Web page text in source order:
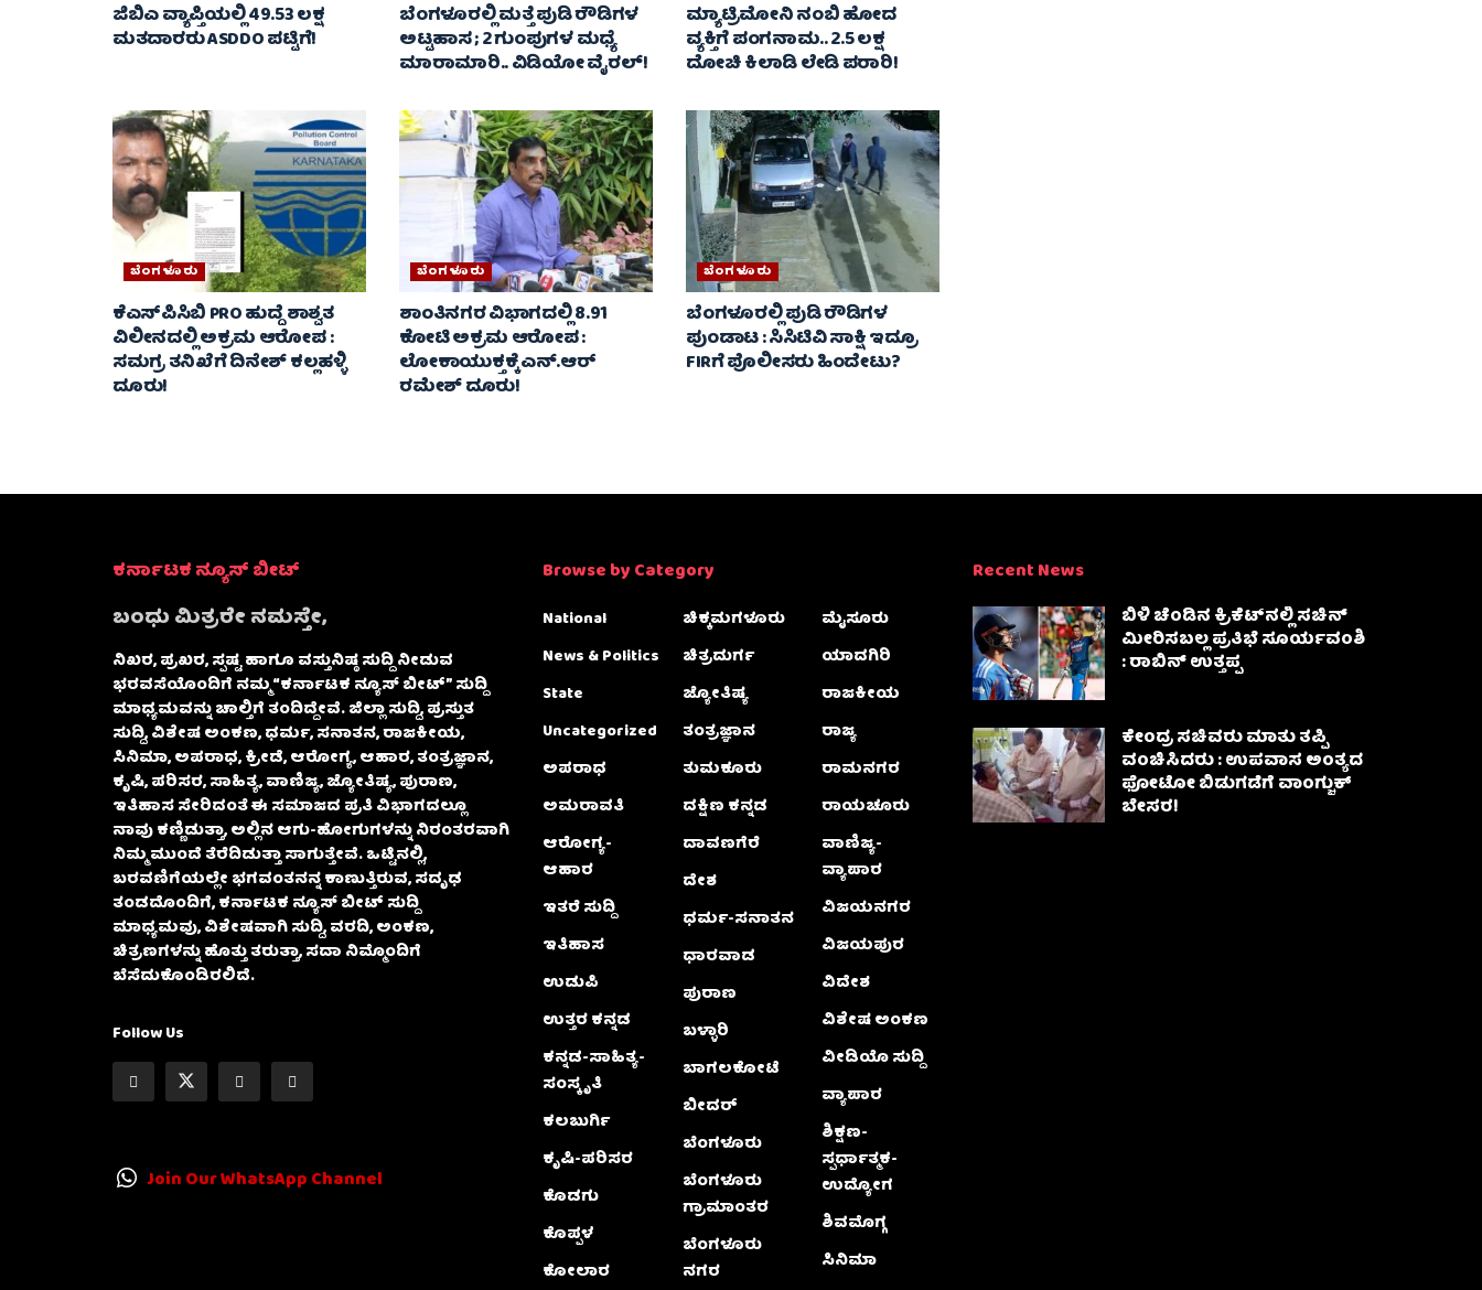
ಜಿಬಿಎ ವ್ಯಾಪ್ತಿಯಲ್ಲಿ 49.53 ಲಕ್ಷ
ಮತದಾರರು ASDDO ಪಟ್ಟಿಗೆ!
ಬೆಂಗಳೂರಲ್ಲಿ ಮತ್ತೆ ಪುಡಿ ರೌಡಿಗಳ
ಅಟ್ಟಹಾಸ ; 2 ಗುಂಪುಗಳ ಮಧ್ಯೆ
ಮಾರಾಮಾರಿ.. ವಿಡಿಯೋ ವೈರಲ್‌!
ಮ್ಯಾಟ್ರಿಮೋನಿ ನಂಬಿ ಹೋದ
ವ್ಯಕ್ತಿಗೆ ಪಂಗನಾಮ.. 2.5 ಲಕ್ಷ
ದೋಚಿ ಕಿಲಾಡಿ ಲೇಡಿ ಪರಾರಿ!
ಬೆಂಗಳೂರು
ಕೆಎಸ್‌ಪಿಸಿಬಿ PRO ಹುದ್ದೆ ಶಾಶ್ವತ
ವಿಲೀನದಲ್ಲಿ ಅಕ್ರಮ ಆರೋಪ :
ಸಮಗ್ರ ತನಿಖೆಗೆ ದಿನೇಶ್ ಕಲ್ಲಹಳ್ಳಿ
ದೂರು!
ಬೆಂಗಳೂರು
ಶಾಂತಿನಗರ ವಿಭಾಗದಲ್ಲಿ 8.91
ಕೋಟಿ ಅಕ್ರಮ ಆರೋಪ :
ಲೋಕಾಯುಕ್ತಕ್ಕೆ ಎನ್‌.ಆರ್‌
ರಮೇಶ್‌ ದೂರು!
ಬೆಂಗಳೂರು
ಬೆಂಗಳೂರಲ್ಲಿ ಪುಡಿ ರೌಡಿಗಳ
ಪುಂಡಾಟ : ಸಿಸಿಟಿವಿ ಸಾಕ್ಷಿ ಇದ್ರೂ
FIRಗೆ ಪೊಲೀಸರು ಹಿಂದೇಟು?
ಕರ್ನಾಟಕ ನ್ಯೂಸ್ ಬೀಟ್
ಬಂಧು ಮಿತ್ರರೇ ನಮಸ್ತೇ,
ನಿಖರ, ಪ್ರಖರ, ಸ್ಪಷ್ಟ ಹಾಗೂ ವಸ್ತುನಿಷ್ಠ ಸುದ್ದಿ ನೀಡುವ
ಭರವಸೆಯೊಂದಿಗೆ ನಮ್ಮ “ಕರ್ನಾಟಕ ನ್ಯೂಸ್ ಬೀಟ್” ಸುದ್ದಿ
ಮಾಧ್ಯಮವನ್ನು ಚಾಲ್ತಿಗೆ ತಂದಿದ್ದೇವೆ. ಜಿಲ್ಲಾ ಸುದ್ದಿ, ಪ್ರಸ್ತುತ
ಸುದ್ದಿ, ವಿಶೇಷ ಅಂಕಣ, ಧರ್ಮ, ಸನಾತನ, ರಾಜಕೀಯ,
ಸಿನಿಮಾ, ಅಪರಾಧ, ಕ್ರೀಡೆ, ಆರೋಗ್ಯ, ಆಹಾರ, ತಂತ್ರಜ್ಞಾನ,
ಕೃಷಿ, ಪರಿಸರ, ಸಾಹಿತ್ಯ, ವಾಣಿಜ್ಯ, ಜ್ಯೋತಿಷ್ಯ, ಪುರಾಣ,
ಇತಿಹಾಸ ಸೇರಿದಂತೆ ಈ ಸಮಾಜದ ಪ್ರತಿ ವಿಭಾಗದಲ್ಲೂ
ನಾವು ಕಣ್ಣಿಡುತ್ತಾ, ಅಲ್ಲಿನ ಆಗು-ಹೋಗುಗಳನ್ನು ನಿರಂತರವಾಗಿ
ನಿಮ್ಮ ಮುಂದೆ ತೆರೆದಿಡುತ್ತಾ ಸಾಗುತ್ತೇವೆ. ಒಟ್ಟಿನಲ್ಲಿ,
ಬರವಣಿಗೆಯಲ್ಲೇ ಭಗವಂತನನ್ನ ಕಾಣುತ್ತಿರುವ, ಸದೃಢ
ತಂಡದೊಂದಿಗೆ, ಕರ್ನಾಟಕ ನ್ಯೂಸ್ ಬೀಟ್ ಸುದ್ದಿ
ಮಾಧ್ಯಮವು, ವಿಶೇಷವಾಗಿ ಸುದ್ದಿ, ವರದಿ, ಅಂಕಣ,
ಚಿತ್ರಣಗಳನ್ನು ಹೊತ್ತು ತರುತ್ತಾ, ಸದಾ ನಿಮ್ಮೊಂದಿಗೆ
ಬೆಸೆದುಕೊಂಡಿರಲಿದೆ.
Follow Us
Join Our WhatsApp Channel
Browse by Category
National
News & Politics
State
Uncategorized
ಅಪರಾಧ
ಅಮರಾವತಿ
ಆರೋಗ್ಯ-
ಆಹಾರ
ಇತರೆ ಸುದ್ದಿ
ಇತಿಹಾಸ
ಉಡುಪಿ
ಉತ್ತರ ಕನ್ನಡ
ಕನ್ನಡ-ಸಾಹಿತ್ಯ-
ಸಂಸ್ಕೃತಿ
ಕಲಬುರ್ಗಿ
ಕೃಷಿ-ಪರಿಸರ
ಕೊಡಗು
ಕೊಪ್ಪಳ
ಕೋಲಾರ
ಚಿಕ್ಕಮಗಳೂರು
ಚಿತ್ರದುರ್ಗ
ಜ್ಯೋತಿಷ್ಯ
ತಂತ್ರಜ್ಞಾನ
ತುಮಕೂರು
ದಕ್ಷಿಣ ಕನ್ನಡ
ದಾವಣಗೆರೆ
ದೇಶ
ಧರ್ಮ-ಸನಾತನ
ಧಾರವಾಡ
ಪುರಾಣ
ಬಳ್ಳಾರಿ
ಬಾಗಲಕೋಟೆ
ಬೀದರ್
ಬೆಂಗಳೂರು
ಬೆಂಗಳೂರು
ಗ್ರಾಮಾಂತರ
ಬೆಂಗಳೂರು
ನಗರ
ಮೈಸೂರು
ಯಾದಗಿರಿ
ರಾಜಕೀಯ
ರಾಜ್ಯ
ರಾಮನಗರ
ರಾಯಚೂರು
ವಾಣಿಜ್ಯ-
ವ್ಯಾಪಾರ
ವಿಜಯನಗರ
ವಿಜಯಪುರ
ವಿದೇಶ
ವಿಶೇಷ ಅಂಕಣ
ವೀಡಿಯೊ ಸುದ್ದಿ
ವ್ಯಾಪಾರ
ಶಿಕ್ಷಣ-
ಸ್ಪರ್ಧಾತ್ಮಕ-
ಉದ್ಯೋಗ
ಶಿವಮೊಗ್ಗ
ಸಿನಿಮಾ
Recent News
ಬಿಳಿ ಚೆಂಡಿನ ಕ್ರಿಕೆಟ್‌ನಲ್ಲಿ ಸಚಿನ್
ಮೀರಿಸಬಲ್ಲ ಪ್ರತಿಭೆ ಸೂರ್ಯವಂಶಿ
: ರಾಬಿನ್ ಉತ್ತಪ್ಪ
ಕೇಂದ್ರ ಸಚಿವರು ಮಾತು ತಪ್ಪಿ
ವಂಚಿಸಿದರು : ಉಪವಾಸ ಅಂತ್ಯದ
ಫೋಟೋ ಬಿಡುಗಡೆಗೆ ವಾಂಗ್ಚುಕ್
ಬೇಸರ!